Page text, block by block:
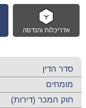
אדריכלות והנדסה
סדר הדין
מומחים
חוק המכר (דירות)